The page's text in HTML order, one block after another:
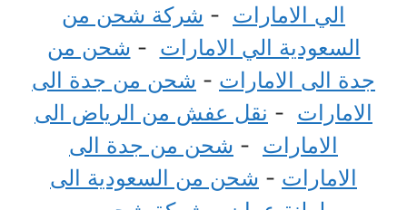
الي الامارات - شركة شحن من
السعودية الي الامارات - شحن من
جدة الى الامارات - شحن من جدة الى
الامارات - نقل عفش من الرياض الى
الامارات - شحن من جدة الى
الامارات - شحن من السعودية الى